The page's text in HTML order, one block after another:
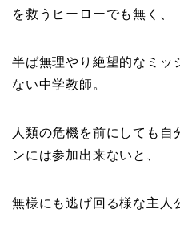
を救うヒーローでも無く、
半ば無理やり絶望的なミッ
ない中学教師。
人類の危機を前にしても自
ンには参加出来ないと、
無様にも逃げ回る様な主人